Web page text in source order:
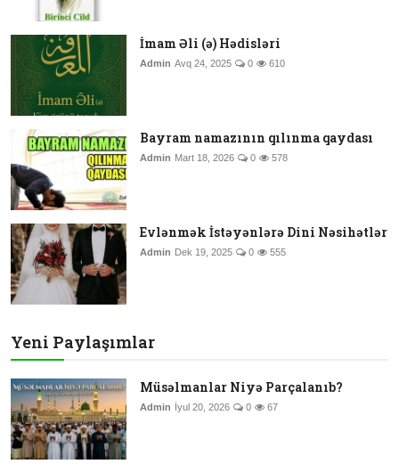
İmam Əli (ə) Hədisləri
Admin Avq 24, 2025 0 610
Bayram namazının qılınma qaydası
Admin Mart 18, 2026 0 578
Evlənmək İstəyənlərə Dini Nəsihətlər
Admin Dek 19, 2025 0 555
Yeni Paylaşımlar
Müsəlmanlar Niyə Parçalanıb?
Admin İyul 20, 2026 0 67